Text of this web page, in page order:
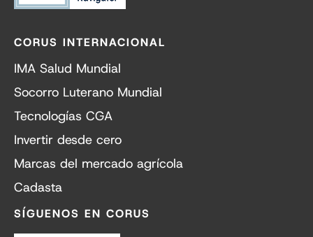
CORUS INTERNACIONAL
IMA Salud Mundial
Socorro Luterano Mundial
Tecnologías CGA
Invertir desde cero
Marcas del mercado agrícola
Cadasta
SÍGUENOS EN CORUS